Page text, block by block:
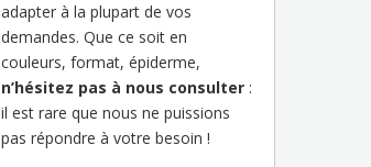
adapter à la plupart de vos
demandes. Que ce soit en
couleurs, format, épiderme,
n’hésitez pas à nous consulter :
il est rare que nous ne puissions
pas répondre à votre besoin !